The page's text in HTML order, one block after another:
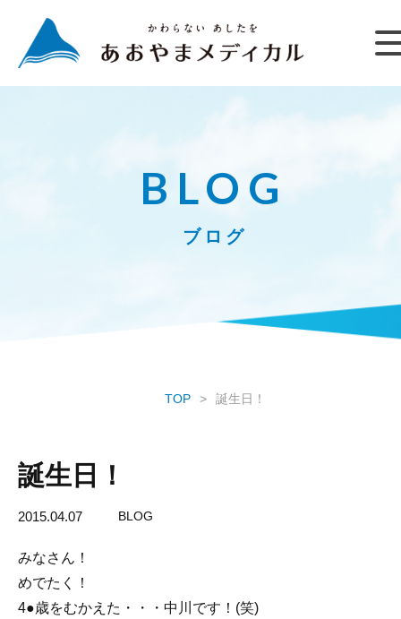
BLOG
ブログ
TOP 誕生日！
誕生日！
2015.04.07 BLOG
みなさん！
めでたく！
4●歳をむかえた・・・中川です！(笑)